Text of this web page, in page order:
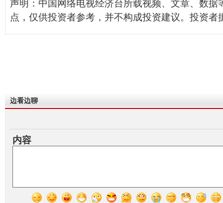
声明：中国网络电视经济台所载视频、文章、数据
点，仅供投资者参考，并不构成投资建议。投资者
边看边聊
内容